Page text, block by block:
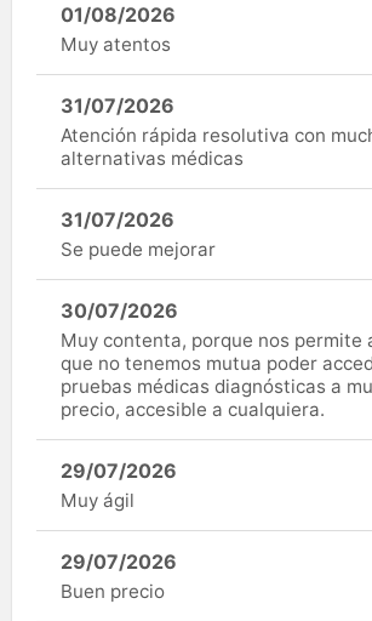
01/08/2026
Muy atentos
31/07/2026
Atención rápida resolutiva con
alternativas médicas
31/07/2026
Se puede mejorar
30/07/2026
Muy contenta, porque nos permite
que no tenemos mutua poder
pruebas médicas diagnósticas a
precio, accesible a cualquiera.
29/07/2026
Muy ágil
29/07/2026
Buen precio